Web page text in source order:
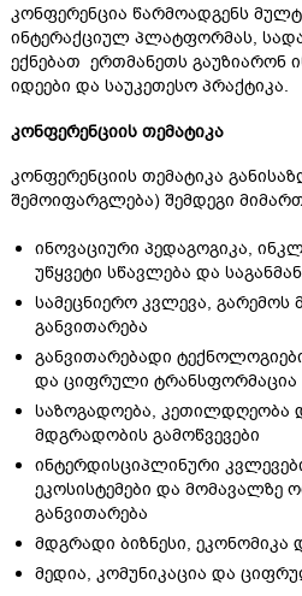
კონფერენცია წარმოადგენს
ინტერაქციულ პლატფორმას,
ექნებათ ერთმანეთს გაუზიარონ
იდეები და საუკეთესო პრაქტიკა.
კონფერენციის თემატიკა
კონფერენციის თემატიკა
შემოიფარგლება) შემდეგი
ინოვაციური პედაგოგიკა,
უწყვეტი სწავლება და
სამეცნიერო კვლევა, გარემოს
განვითარება
განვითარებადი
და ციფრული ტრანსფორმაცია
საზოგადოება,
მდგრადობის გამოწვევები
ინტერდისციპლინური
ეკოსისტემები და მომავალზე
განვითარება
მდგრადი ბიზნესი, ეკონომიკა
მედია, კომუნიკაცია და